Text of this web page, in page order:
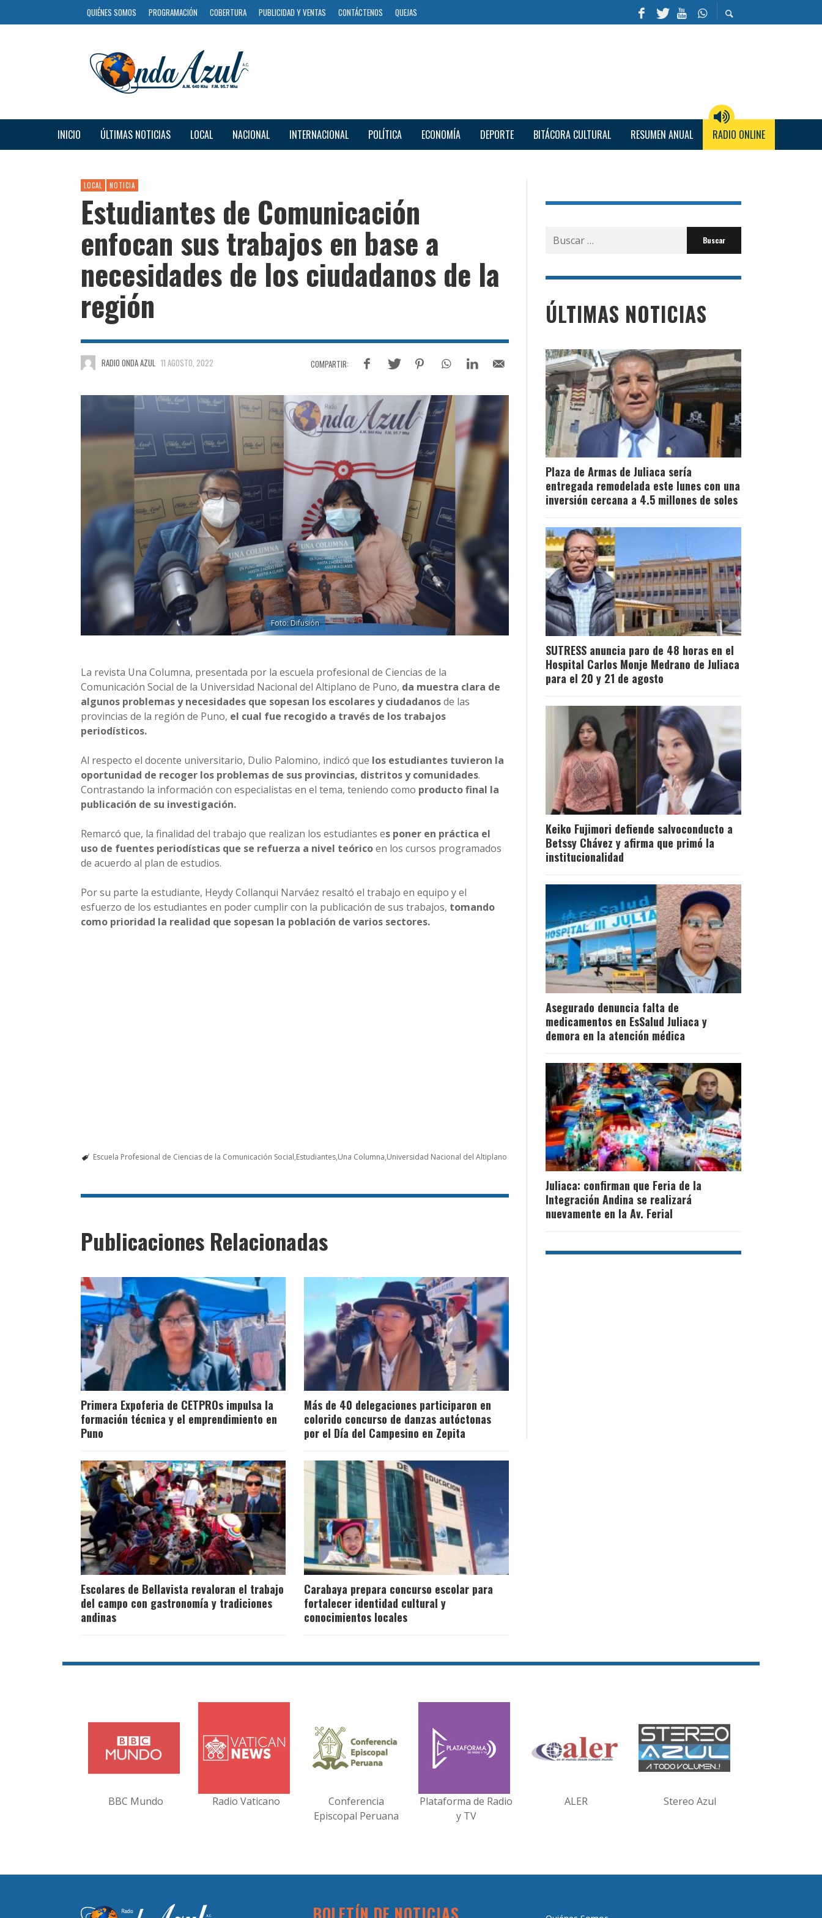
QUIÉNES SOMOS PROGRAMACIÓN COBERTURA PUBLICIDAD Y VENTAS CONTÁCTENOS QUEJAS
INICIO ÚLTIMAS NOTICIAS LOCAL NACIONAL INTERNACIONAL POLÍTICA ECONOMÍA DEPORTE BITÁCORA CULTURAL RESUMEN ANUAL RADIO ONLINE
LOCAL NOTICIA
Estudiantes de Comunicación
enfocan sus trabajos en base a
necesidades de los ciudadanos de la
región
RADIO ONDA AZUL 11 AGOSTO, 2022
Foto: Difusión
La revista Una Columna, presentada por la escuela profesional de Ciencias de la
Comunicación Social de la Universidad Nacional del Altiplano de Puno, da muestra clara de
algunos problemas y necesidades que sopesan los escolares y ciudadanosde las
provincias de la región de Puno, el cual fue recogido a través de los trabajos
periodísticos.
Al respecto el docente universitario, Dulio Palomino, indicó que los estudiantes tuvieron la
oportunidad de recoger los problemas de sus provincias, distritos y comunidades.
Contrastando la información con especialistas en el tema, teniendo como producto final la
publicación de su investigación.
Remarcó que, la finalidad del trabajo que realizan los estudiantes es poner en práctica el
uso de fuentes periodísticas que se refuerza a nivel teóricoen los cursos programados
de acuerdo al plan de estudios.
Por su parte la estudiante, Heydy Collanqui Narváez resaltó el trabajo en equipo y el
esfuerzo de los estudiantes en poder cumplir con la publicación de sus trabajos, tomando
como prioridad la realidad que sopesan la población de varios sectores.
Escuela Profesional de Ciencias de la Comunicación Social Estudiantes Una Columna Universidad Nacional del Altiplano
Publicaciones Relacionadas
Primera Expoferia de CETPROs impulsa la
formación técnica y el emprendimiento en
Puno
Más de 40 delegaciones participaron en
colorido concurso de danzas autóctonas
por el Día del Campesino en Zepita
Escolares de Bellavista revaloran el trabajo
del campo con gastronomía y tradiciones
andinas
Carabaya prepara concurso escolar para
fortalecer identidad cultural y
conocimientos locales
Buscar
por:
ÚLTIMAS NOTICIAS
Plaza de Armas de Juliaca sería
entregada remodelada este lunes con una
inversión cercana a 4.5 millones de soles
SUTRESS anuncia paro de 48 horas en el
Hospital Carlos Monje Medrano de Juliaca
para el 20 y 21 de agosto
Keiko Fujimori defiende salvoconducto a
Betssy Chávez y afirma que primó la
institucionalidad
Asegurado denuncia falta de
medicamentos en EsSalud Juliaca y
demora en la atención médica
Juliaca: confirman que Feria de la
Integración Andina se realizará
nuevamente en la Av. Ferial
BBC Mundo Radio Vaticano
Conferencia
Episcopal Peruana
Plataforma de Radio
y TV
ALER Stereo Azul
BOLETÍN DE NOTICIAS